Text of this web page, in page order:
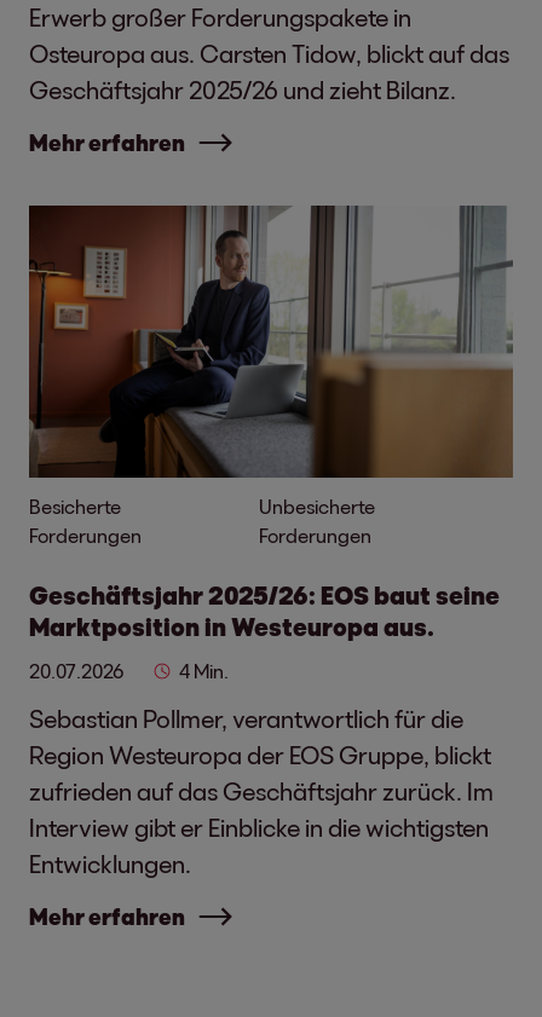
Erwerb großer Forderungspakete in
Osteuropa aus. Carsten Tidow, blickt auf das
Geschäftsjahr 2025/26 und zieht Bilanz.
Mehr erfahren
Besicherte
Forderungen
Unbesicherte
Forderungen
Geschäftsjahr 2025/26: EOS baut seine
Marktposition in Westeuropa aus.
20.07.2026 4 Min.
Sebastian Pollmer, verantwortlich für die
Region Westeuropa der EOS Gruppe, blickt
zufrieden auf das Geschäftsjahr zurück. Im
Interview gibt er Einblicke in die wichtigsten
Entwicklungen.
Mehr erfahren